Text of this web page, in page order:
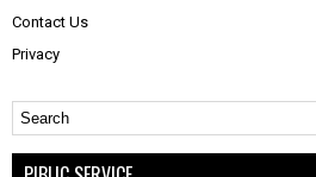
Contact Us
Privacy